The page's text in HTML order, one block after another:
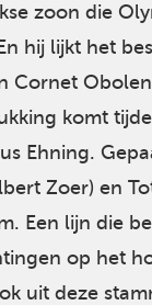
zoon die
hij lijkt het
Cornet
komt
Ehning.
Zoer) en
Een lijn die
op het
uit deze